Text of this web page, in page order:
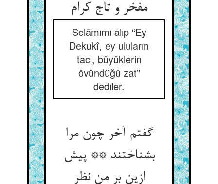
مفخر و تاج کرام
Selâmımı alıp “Ey
Dekukî, ey uluların
tacı, büyüklerin
övündüğü zat”
dediler.
گفتم آخر چون مرا
بشناختند ** پیش
ازین بر من نظر